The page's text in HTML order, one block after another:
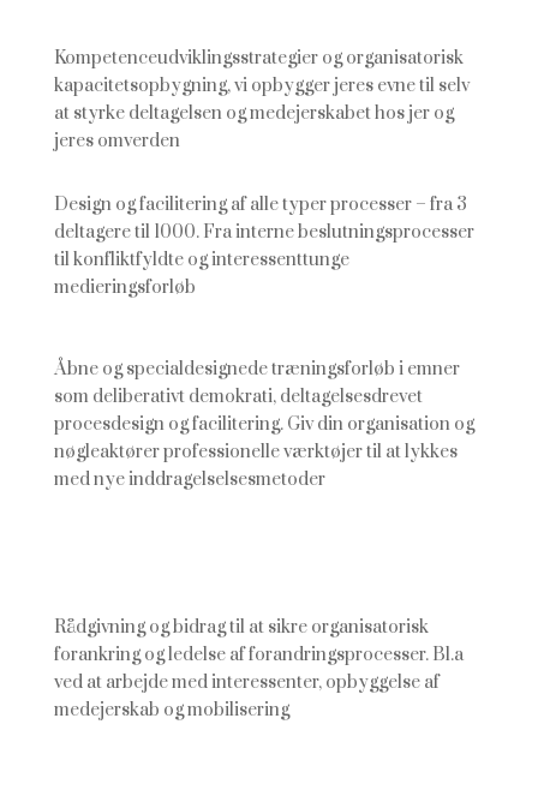
Kompetenceudviklingsstrategier og organisatorisk
kapacitetsopbygning, vi opbygger jeres evne til selv
at styrke deltagelsen og medejerskabet hos jer og
jeres omverden
Design og facilitering af alle typer processer – fra 3
deltagere til 1000. Fra interne beslutningsprocesser
til konfliktfyldte og interessenttunge
medieringsforløb
Åbne og specialdesignede træningsforløb i emner
som deliberativt demokrati, deltagelsesdrevet
procesdesign og facilitering. Giv din organisation og
nøgleaktører professionelle værktøjer til at lykkes
med nye inddragelselsesmetoder
Rådgivning og bidrag til at sikre organisatorisk
forankring og ledelse af forandringsprocesser. Bl.a
ved at arbejde med interessenter, opbyggelse af
medejerskab og mobilisering